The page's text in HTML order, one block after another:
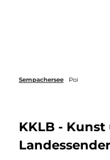
Sempachersee Poi
KKLB -